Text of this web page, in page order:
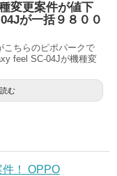
変更案件が値下
が一括９８００
こちらのピポパークで
feel SC-04Jが機種変
む
！ OPPO